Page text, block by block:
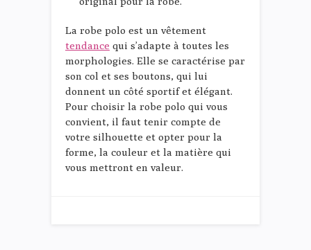
La robe polo est un vêtement
tendance qui s’adapte à toutes les
morphologies. Elle se caractérise par
son col et ses boutons, qui lui
donnent un côté sportif et élégant.
Pour choisir la robe polo qui vous
convient, il faut tenir compte de
votre silhouette et opter pour la
forme, la couleur et la matière qui
vous mettront en valeur.